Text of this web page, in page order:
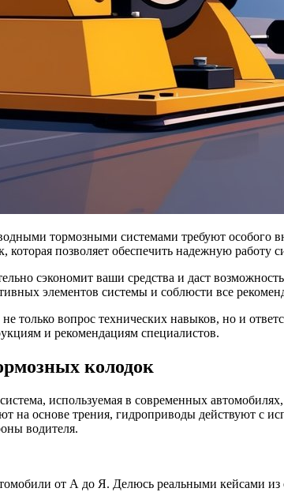
тормозными системами требуют особого
которая позволяет обеспечить надежную работу
сэкономит ваши средства и даст
элементов системы и соблюсти все
только вопрос технических навыков, но и
и рекомендациям специалистов.
колодок
используемая в современных
на основе трения, гидроприводы действуют с
водителя.
от А до Я. Делюсь реальными кейсами из